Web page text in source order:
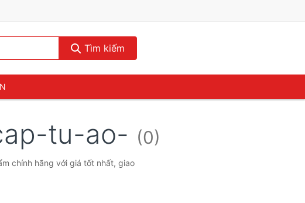
Tìm kiếm
tu-ao- (0)
chính hãng với giá tốt nhất, giao